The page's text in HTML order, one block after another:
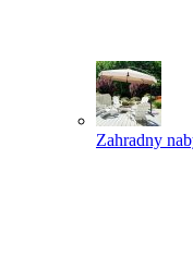
Zahradny